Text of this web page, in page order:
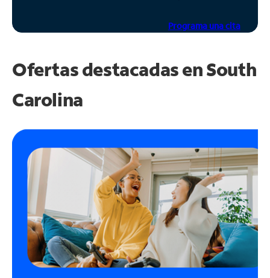
Programa una cita
Ofertas destacadas enSouth
Carolina